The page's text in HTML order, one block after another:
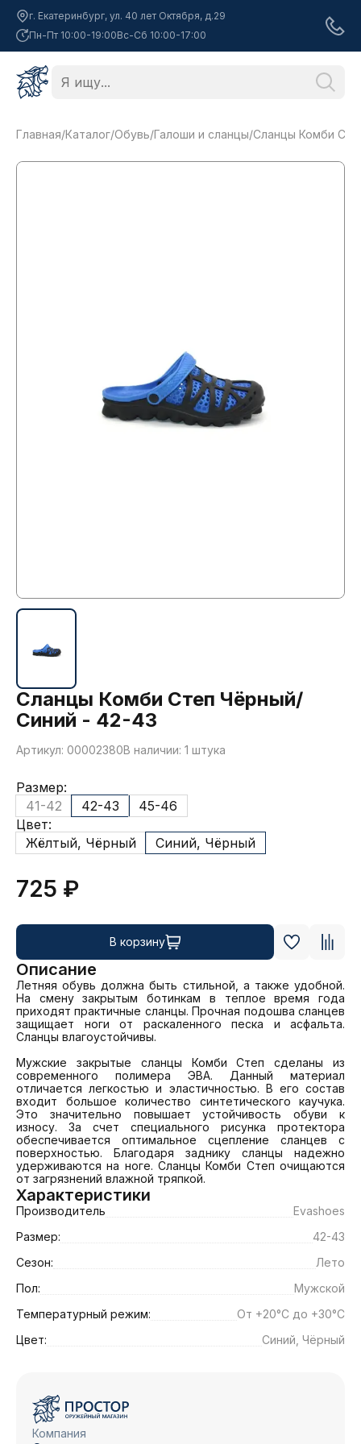
г. Екатеринбург, ул. 40 лет Октября, д.29
Пн-Пт 10:00-19:00Вс-Сб 10:00-17:00
Главная/Каталог/Обувь/Галоши и сланцы/Сланцы Комби
Сланцы Комби Степ Чёрный/
Синий - 42-43
Артикул: 00002380В наличии: 1 штука
Размер:
41-42
42-43
45-46
Цвет:
Жёлтый, Чёрный
Синий, Чёрный
725 ₽
В корзину
Описание
Летняя обувь должна быть стильной, а также удобной.
На смену закрытым ботинкам в теплое время года
приходят практичные сланцы. Прочная подошва сланцев
защищает ноги от раскаленного песка и асфальта.
Сланцы влагоустойчивы.
Мужские закрытые сланцы Комби Степ сделаны из
современного полимера ЭВА. Данный материал
отличается легкостью и эластичностью. В его состав
входит большое количество синтетического каучука.
Это значительно повышает устойчивость обуви к
износу. За счет специального рисунка протектора
обеспечивается оптимальное сцепление сланцев с
поверхностью. Благодаря заднику сланцы надежно
удерживаются на ноге. Сланцы Комби Степ очищаются
от загрязнений влажной тряпкой.
Характеристики
Производитель
Еvashoes
Размер:
42-43
Сезон:
Лето
Пол:
Мужской
Температурный режим:
От +20°C до +30°C
Цвет:
Синий, Чёрный
Компания